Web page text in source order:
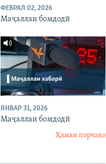
ФЕВРАЛ 02, 2026
Маҷаллаи бомдодӣ
ЯНВАР 31, 2026
Маҷаллаи бомдодӣ
Ҳамаи порчаҳо